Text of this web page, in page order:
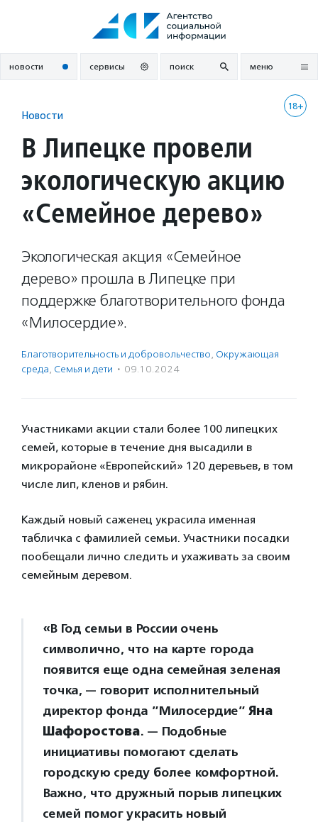
новости сервисы поиск меню
18+
Новости
В Липецке провели
экологическую акцию
«Семейное дерево»
Экологическая акция «Семейное
дерево» прошла в Липецке при
поддержке благотворительного фонда
«Милосердие».
Благотвори­тель­ность и доброволь­чест­во, Окружающая
среда, Семья и дети · 09.10.2024
Участниками акции стали более 100 липецких
семей, которые в течение дня высадили в
микрорайоне «Европейский» 120 деревьев, в том
числе лип, кленов и рябин.
Каждый новый саженец украсила именная
табличка с фамилией семьи. Участники посадки
пообещали лично следить и ухаживать за своим
семейным деревом.
«В Год семьи в России очень
символично, что на карте города
появится еще одна семейная зеленая
точка, — говорит исполнительный
директор фонда ”Милосердие” Яна
Шафоростова. — Подобные
инициативы помогают сделать
городскую среду более комфортной.
Важно, что дружный порыв липецких
семей помог украсить новый